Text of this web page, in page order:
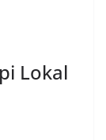
Lokal